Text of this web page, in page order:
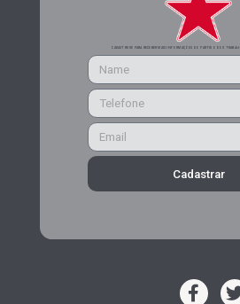
CADASTRE-SE PARA RECEBER MAIS INFORMAÇÕES DO PARTIDO DOS
Cadastrar